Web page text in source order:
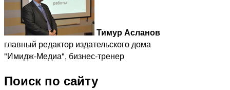
Тимур Асланов
главный редактор издательского дома
"Имидж-Медиа", бизнес-тренер
Поиск по сайту